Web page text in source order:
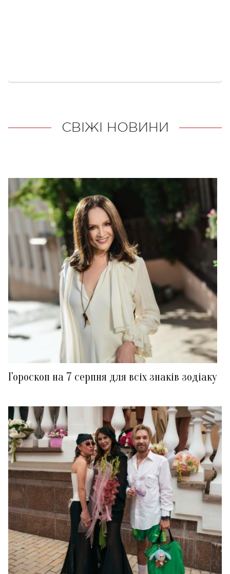
СВІЖІ НОВИНИ
Гороскоп на 7 серпня для всіх знаків зодіаку